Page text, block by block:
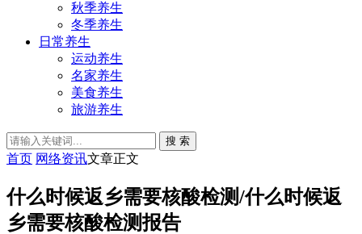
秋季养生
冬季养生
日常养生
运动养生
名家养生
美食养生
旅游养生
搜 索
首页 网络资讯文章正文
什么时候返乡需要核酸检测/什么时候返
乡需要核酸检测报告